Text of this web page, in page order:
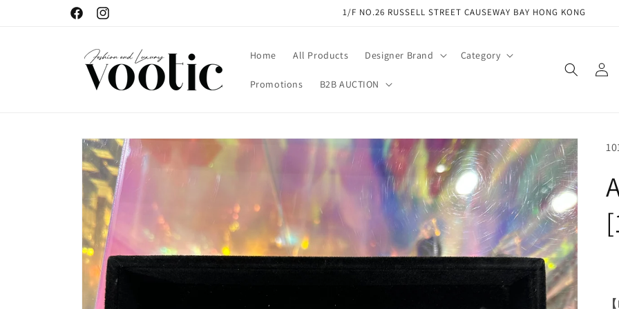
FacebookInstagram
1/F NO.26 RUSSELL STREET CAUSEWAY BAY HONG KONG
Home All Products Designer Brand Category
Promotions B2B AUCTION
Log
in
Skip to
product
information